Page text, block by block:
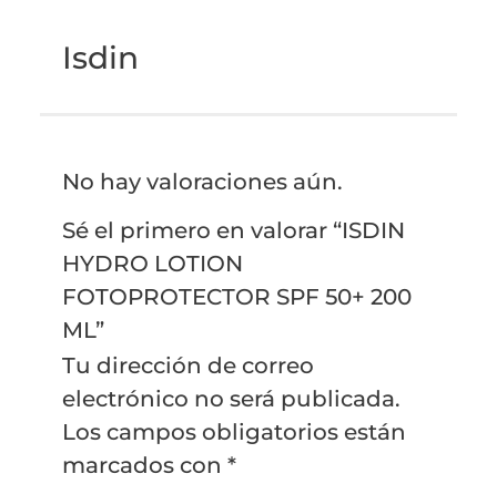
Isdin
No hay valoraciones aún.
Sé el primero en valorar “ISDIN
HYDRO LOTION
FOTOPROTECTOR SPF 50+ 200
ML”
Tu dirección de correo
electrónico no será publicada.
Los campos obligatorios están
marcados con *